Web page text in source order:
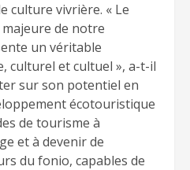
culture vivrière. « Le
de notre
un véritable
culturel et cultuel », a-t-il
sur son potentiel en
écotouristique
de tourisme à
et à devenir de
du fonio, capables de